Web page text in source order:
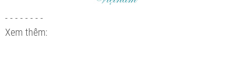
- - - - - - - -
Xem thêm: